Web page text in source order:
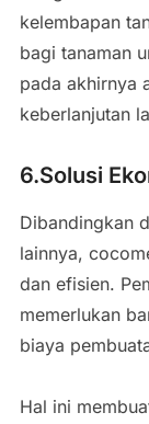
kelembapan
bagi tanaman
pada akhirnya
keberlanjutan
6.Solusi
Dibandingkan
lainnya,
dan efisien.
memerlukan
biaya
Hal ini